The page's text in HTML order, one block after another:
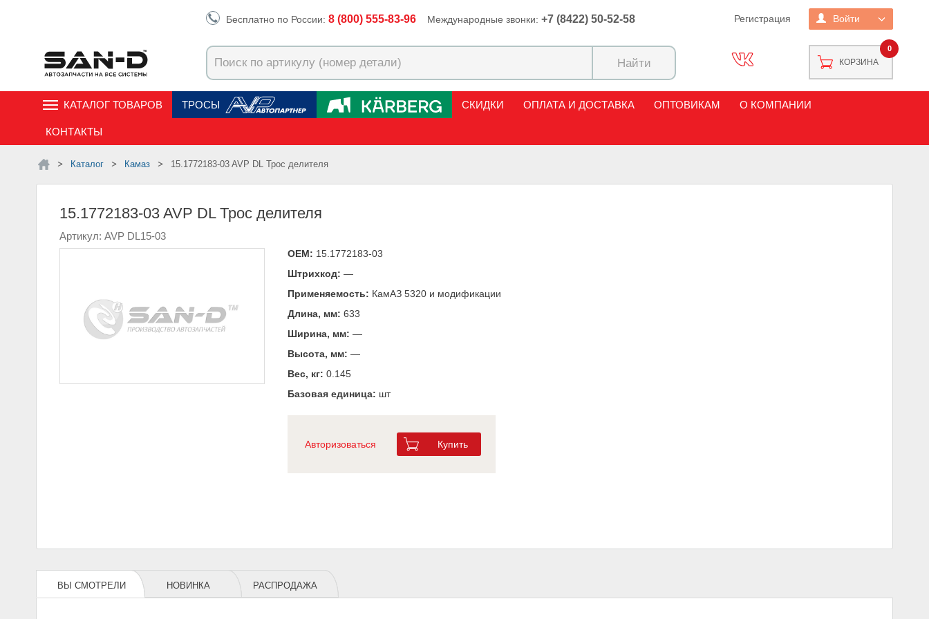
Бесплатно по России: 8 (800) 555-83-96 Международные звонки: +7 (8422) 50-52-58 Регистрация Войти
0
КОРЗИНА
КАТАЛОГ ТОВАРОВ ТРОСЫ СКИДКИ ОПЛАТА И ДОСТАВКА ОПТОВИКАМ О КОМПАНИИ
КОНТАКТЫ
Каталог Камаз 15.1772183-03 AVP DL Трос делителя
15.1772183-03 AVP DL Трос делителя
Артикул: AVP DL15-03
ОЕМ: 15.1772183-03
Штрихкод: —
Применяемость: КамАЗ 5320 и модификации
Длина, мм: 633
Ширина, мм: —
Высота, мм: —
Вес, кг: 0.145
Базовая единица: шт
Авторизоваться Купить
ВЫ СМОТРЕЛИ НОВИНКА РАСПРОДАЖА